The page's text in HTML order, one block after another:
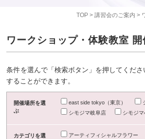
TOP> 講習会のご案内 >
ワークショップ・体験教室 開
条件を選んで「検索ボタン」を押してくだ
することができます。
開催場所を選
ぶ
east side tokyo（東京）
シモジマ岐阜店
シモジマ
カテゴリを選
アーティフィシャルフラワー